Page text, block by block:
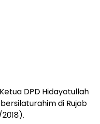
DPD Hidayatullah
di Rujab